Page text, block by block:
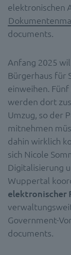
elektronischen
documents.
Anfang 2025
Bürgerhaus für
einweihen.
werden dort
Umzug, so der
mitnehmen
dahin wirklich
sich Nicole
Digitalisierung
Wuppertal
elektronischer
Government-
documents.